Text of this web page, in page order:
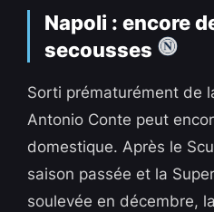
Napoli : encore
secousses
Sorti prématurément de
Antonio Conte peut
domestique. Après le
saison passée et la
soulevée en décembre,